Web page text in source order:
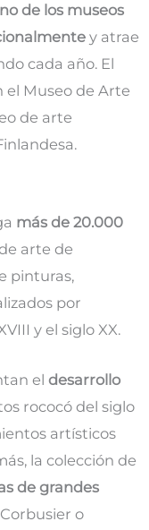
de los museos
y atrae
cada año. El
Museo de Arte
de arte
más de 20.000
arte de
pinturas,
por
y el siglo XX.
el desarrollo
rococó del siglo
artísticos
la colección de
de grandes
o